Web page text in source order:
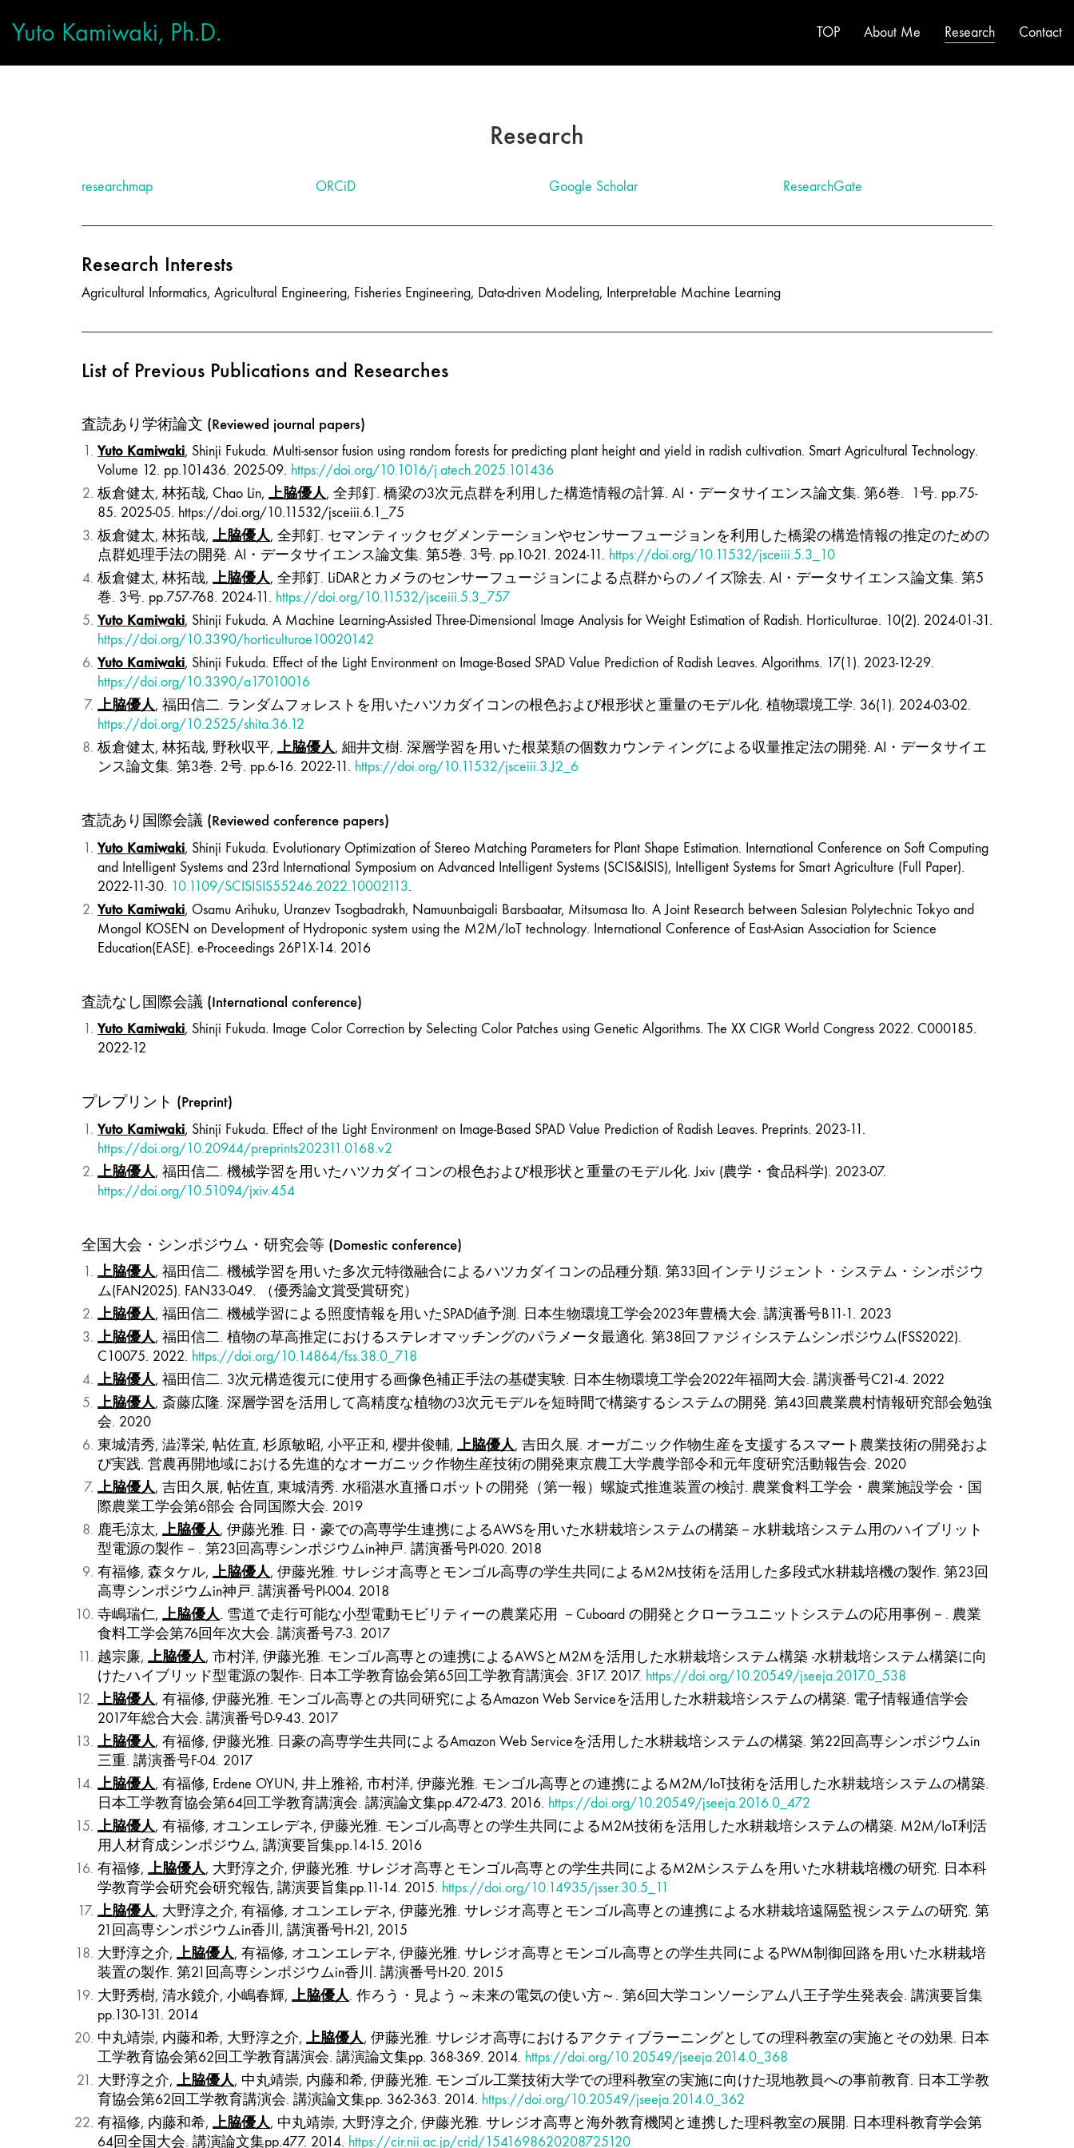
Yuto Kamiwaki, Ph.D. TOP About Me Research Contact
Research
researchmap ORCiD Google Scholar ResearchGate
Research Interests
Agricultural Informatics, Agricultural Engineering, Fisheries Engineering, Data-driven Modeling, Interpretable Machine Learning
List of Previous Publications and Researches
査読あり学術論文 (Reviewed journal papers)
Yuto Kamiwaki, Shinji Fukuda. Multi-sensor fusion using random forests for predicting plant height and yield in radish cultivation. Smart Agricultural Technology.
Volume 12. pp.101436. 2025-09. https://doi.org/10.1016/j.atech.2025.101436
板倉健太, 林拓哉, Chao Lin, 上脇優人, 全邦釘. 橋梁の3次元点群を利用した構造情報の計算. AI・データサイエンス論文集. 第6巻. 1号. pp.75-
85. 2025-05. https://doi.org/10.11532/jsceiii.6.1_75
板倉健太, 林拓哉, 上脇優人, 全邦釘. セマンティックセグメンテーションやセンサーフュージョンを利用した橋梁の構造情報の推定のための
点群処理手法の開発. AI・データサイエンス論文集. 第5巻. 3号. pp.10-21. 2024-11. https://doi.org/10.11532/jsceiii.5.3_10
板倉健太, 林拓哉, 上脇優人, 全邦釘. LiDARとカメラのセンサーフュージョンによる点群からのノイズ除去. AI・データサイエンス論文集. 第5
巻. 3号. pp.757-768. 2024-11. https://doi.org/10.11532/jsceiii.5.3_757
Yuto Kamiwaki, Shinji Fukuda. A Machine Learning-Assisted Three-Dimensional Image Analysis for Weight Estimation of Radish. Horticulturae. 10(2). 2024-01-31.
https://doi.org/10.3390/horticulturae10020142
Yuto Kamiwaki, Shinji Fukuda. Effect of the Light Environment on Image-Based SPAD Value Prediction of Radish Leaves. Algorithms. 17(1). 2023-12-29.
https://doi.org/10.3390/a17010016
上脇優人, 福田信二. ランダムフォレストを用いたハツカダイコンの根色および根形状と重量のモデル化. 植物環境工学. 36(1). 2024-03-02.
https://doi.org/10.2525/shita.36.12
板倉健太, 林拓哉, 野秋収平, 上脇優人, 細井文樹. 深層学習を用いた根菜類の個数カウンティングによる収量推定法の開発. AI・データサイエ
ンス論文集. 第3巻. 2号. pp.6-16. 2022-11. https://doi.org/10.11532/jsceiii.3.J2_6
査読あり国際会議 (Reviewed conference papers)
Yuto Kamiwaki, Shinji Fukuda. Evolutionary Optimization of Stereo Matching Parameters for Plant Shape Estimation. International Conference on Soft Computing
and Intelligent Systems and 23rd International Symposium on Advanced Intelligent Systems (SCIS&ISIS), Intelligent Systems for Smart Agriculture (Full Paper).
2022-11-30. 10.1109/SCISISIS55246.2022.10002113.
Yuto Kamiwaki, Osamu Arihuku, Uranzev Tsogbadrakh, Namuunbaigali Barsbaatar, Mitsumasa Ito. A Joint Research between Salesian Polytechnic Tokyo and
Mongol KOSEN on Development of Hydroponic system using the M2M/IoT technology. International Conference of East-Asian Association for Science
Education(EASE). e-Proceedings 26P1X-14. 2016
査読なし国際会議 (International conference)
Yuto Kamiwaki, Shinji Fukuda. Image Color Correction by Selecting Color Patches using Genetic Algorithms. The XX CIGR World Congress 2022. C000185.
2022-12
プレプリント (Preprint)
Yuto Kamiwaki, Shinji Fukuda. Effect of the Light Environment on Image-Based SPAD Value Prediction of Radish Leaves. Preprints. 2023-11.
https://doi.org/10.20944/preprints202311.0168.v2
上脇優人, 福田信二. 機械学習を用いたハツカダイコンの根色および根形状と重量のモデル化. Jxiv (農学・食品科学). 2023-07.
https://doi.org/10.51094/jxiv.454
全国大会・シンポジウム・研究会等 (Domestic conference)
上脇優人, 福田信二. 機械学習を用いた多次元特徴融合によるハツカダイコンの品種分類. 第33回インテリジェント・システム・シンポジウ
ム(FAN2025). FAN33-049. （優秀論文賞受賞研究）
上脇優人, 福田信二. 機械学習による照度情報を用いたSPAD値予測. 日本生物環境工学会2023年豊橋大会. 講演番号B11-1. 2023
上脇優人, 福田信二. 植物の草高推定におけるステレオマッチングのパラメータ最適化. 第38回ファジィシステムシンポジウム(FSS2022).
C10075. 2022. https://doi.org/10.14864/fss.38.0_718
上脇優人, 福田信二. 3次元構造復元に使用する画像色補正手法の基礎実験. 日本生物環境工学会2022年福岡大会. 講演番号C21-4. 2022
上脇優人, 斎藤広隆. 深層学習を活用して高精度な植物の3次元モデルを短時間で構築するシステムの開発. 第43回農業農村情報研究部会勉強
会. 2020
東城清秀, 澁澤栄, 帖佐直, 杉原敏昭, 小平正和, 櫻井俊輔, 上脇優人, 吉田久展. オーガニック作物生産を支援するスマート農業技術の開発およ
び実践. 営農再開地域における先進的なオーガニック作物生産技術の開発東京農工大学農学部令和元年度研究活動報告会. 2020
上脇優人, 吉田久展, 帖佐直, 東城清秀. 水稲湛水直播ロボットの開発（第一報）螺旋式推進装置の検討. 農業食料工学会・農業施設学会・国
際農業工学会第6部会 合同国際大会. 2019
鹿毛涼太, 上脇優人, 伊藤光雅. 日・豪での高専学生連携によるAWSを用いた水耕栽培システムの構築－水耕栽培システム用のハイブリット
型電源の製作－. 第23回高専シンポジウムin神戸. 講演番号PI-020. 2018
有福修, 森タケル, 上脇優人, 伊藤光雅. サレジオ高専とモンゴル高専の学生共同によるM2M技術を活用した多段式水耕栽培機の製作. 第23回
高専シンポジウムin神戸. 講演番号PI-004. 2018
寺嶋瑞仁, 上脇優人. 雪道で走行可能な小型電動モビリティーの農業応用 －Cuboard の開発とクローラユニットシステムの応用事例－. 農業
食料工学会第76回年次大会. 講演番号7-3. 2017
越宗廉, 上脇優人, 市村洋, 伊藤光雅. モンゴル高専との連携によるAWSとM2Mを活用した水耕栽培システム構築 -水耕栽培システム構築に向
けたハイブリッド型電源の製作-. 日本工学教育協会第65回工学教育講演会. 3F17. 2017. https://doi.org/10.20549/jseeja.2017.0_538
上脇優人, 有福修, 伊藤光雅. モンゴル高専との共同研究によるAmazon Web Serviceを活用した水耕栽培システムの構築. 電子情報通信学会
2017年総合大会. 講演番号D-9-43. 2017
上脇優人, 有福修, 伊藤光雅. 日豪の高専学生共同によるAmazon Web Serviceを活用した水耕栽培システムの構築. 第22回高専シンポジウムin
三重. 講演番号F-04. 2017
上脇優人, 有福修, Erdene OYUN, 井上雅裕, 市村洋, 伊藤光雅. モンゴル高専との連携によるM2M/IoT技術を活用した水耕栽培システムの構築.
日本工学教育協会第64回工学教育講演会. 講演論文集pp.472-473. 2016. https://doi.org/10.20549/jseeja.2016.0_472
上脇優人, 有福修, オユンエレデネ, 伊藤光雅. モンゴル高専との学生共同によるM2M技術を活用した水耕栽培システムの構築. M2M/IoT利活
用人材育成シンポジウム, 講演要旨集pp.14-15. 2016
有福修, 上脇優人, 大野淳之介, 伊藤光雅. サレジオ高専とモンゴル高専との学生共同によるM2Mシステムを用いた水耕栽培機の研究. 日本科
学教育学会研究会研究報告, 講演要旨集pp.11-14. 2015. https://doi.org/10.14935/jsser.30.5_11
上脇優人, 大野淳之介, 有福修, オユンエレデネ, 伊藤光雅. サレジオ高専とモンゴル高専との連携による水耕栽培遠隔監視システムの研究. 第
21回高専シンポジウムin香川, 講演番号H-21, 2015
大野淳之介, 上脇優人, 有福修, オユンエレデネ, 伊藤光雅. サレジオ高専とモンゴル高専との学生共同によるPWM制御回路を用いた水耕栽培
装置の製作. 第21回高専シンポジウムin香川. 講演番号H-20. 2015
大野秀樹, 清水鏡介, 小嶋春輝, 上脇優人. 作ろう・見よう～未来の電気の使い方～. 第6回大学コンソーシアム八王子学生発表会. 講演要旨集
pp.130-131. 2014
中丸靖崇, 内藤和希, 大野淳之介, 上脇優人, 伊藤光雅. サレジオ高専におけるアクティブラーニングとしての理科教室の実施とその効果. 日本
工学教育協会第62回工学教育講演会. 講演論文集pp. 368-369. 2014. https://doi.org/10.20549/jseeja.2014.0_368
大野淳之介, 上脇優人, 中丸靖崇, 内藤和希, 伊藤光雅. モンゴル工業技術大学での理科教室の実施に向けた現地教員への事前教育. 日本工学教
育協会第62回工学教育講演会. 講演論文集pp. 362-363. 2014. https://doi.org/10.20549/jseeja.2014.0_362
有福修, 内藤和希, 上脇優人, 中丸靖崇, 大野淳之介, 伊藤光雅. サレジオ高専と海外教育機関と連携した理科教室の展開. 日本理科教育学会第
64回全国大会. 講演論文集pp.477. 2014. https://cir.nii.ac.jp/crid/1541698620208725120